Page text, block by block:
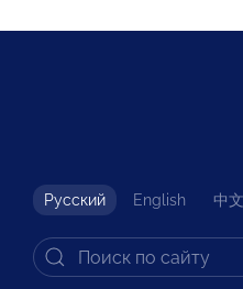
Русский English 中文